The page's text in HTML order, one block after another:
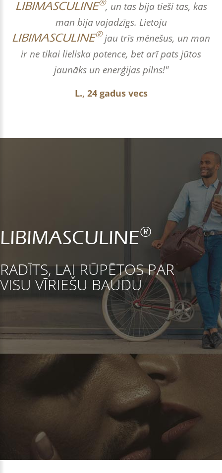
LIBIMASCULINE®, un tas bija tieši tas, kas
man bija vajadzīgs. Lietoju
LIBIMASCULINE®jau trīs mēnešus, un man
ir ne tikai lieliska potence, bet arī pats jūtos
jaunāks un enerģijas pilns!"
L., 24 gadus vecs
LIBIMASCULINE®
RADĪTS, LAI RŪPĒTOS PAR
VISU VĪRIEŠU BAUDU